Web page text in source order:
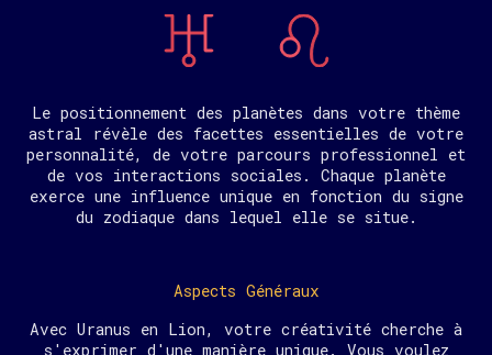
Le positionnement des planètes dans votre thème
astral révèle des facettes essentielles de votre
personnalité, de votre parcours professionnel et
de vos interactions sociales. Chaque planète
exerce une influence unique en fonction du signe
du zodiaque dans lequel elle se situe.
Aspects Généraux
Avec Uranus en Lion, votre créativité cherche à
s'exprimer d'une manière unique. Vous voulez